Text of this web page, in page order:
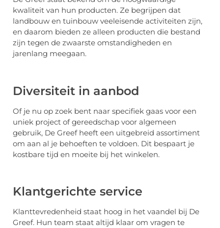
kwaliteit van hun producten. Ze begrijpen dat
landbouw en tuinbouw veeleisende activiteiten zijn,
en daarom bieden ze alleen producten die bestand
zijn tegen de zwaarste omstandigheden en
jarenlang meegaan.
Diversiteit in aanbod
Of je nu op zoek bent naar specifiek gaas voor een
uniek project of gereedschap voor algemeen
gebruik, De Greef heeft een uitgebreid assortiment
om aan al je behoeften te voldoen. Dit bespaart je
kostbare tijd en moeite bij het winkelen.
Klantgerichte service
Klanttevredenheid staat hoog in het vaandel bij De
Greef. Hun team staat altijd klaar om vragen te